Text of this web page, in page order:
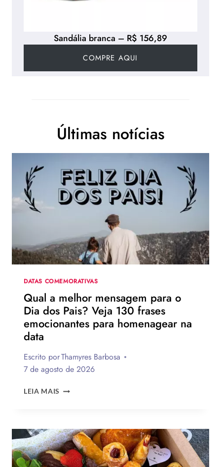
Sandália branca – R$ 156,89
COMPRE AQUI
Últimas notícias
DATAS COMEMORATIVAS
Qual a melhor mensagem para o
Dia dos Pais? Veja 130 frases
emocionantes para homenagear na
data
Escrito porThamyres Barbosa
7 de agosto de 2026
LEIA MAIS QUAL
PARA
O
DIA
DOS